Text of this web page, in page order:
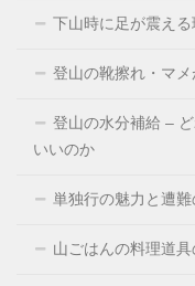
下山時に足が震え
登山の靴擦れ・マ
登山の水分補給 –
いいのか
単独行の魅力と遭
山ごはんの料理道